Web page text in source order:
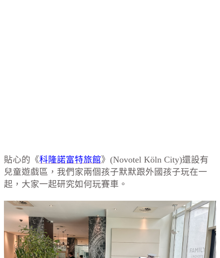
貼心的《科隆諾富特旅館》(Novotel Köln City)還設有
兒童遊戲區，我們家兩個孩子默默跟外國孩子玩在一
起，大家一起研究如何玩賽車。